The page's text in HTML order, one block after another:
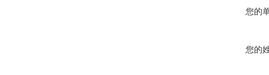
您的
您的